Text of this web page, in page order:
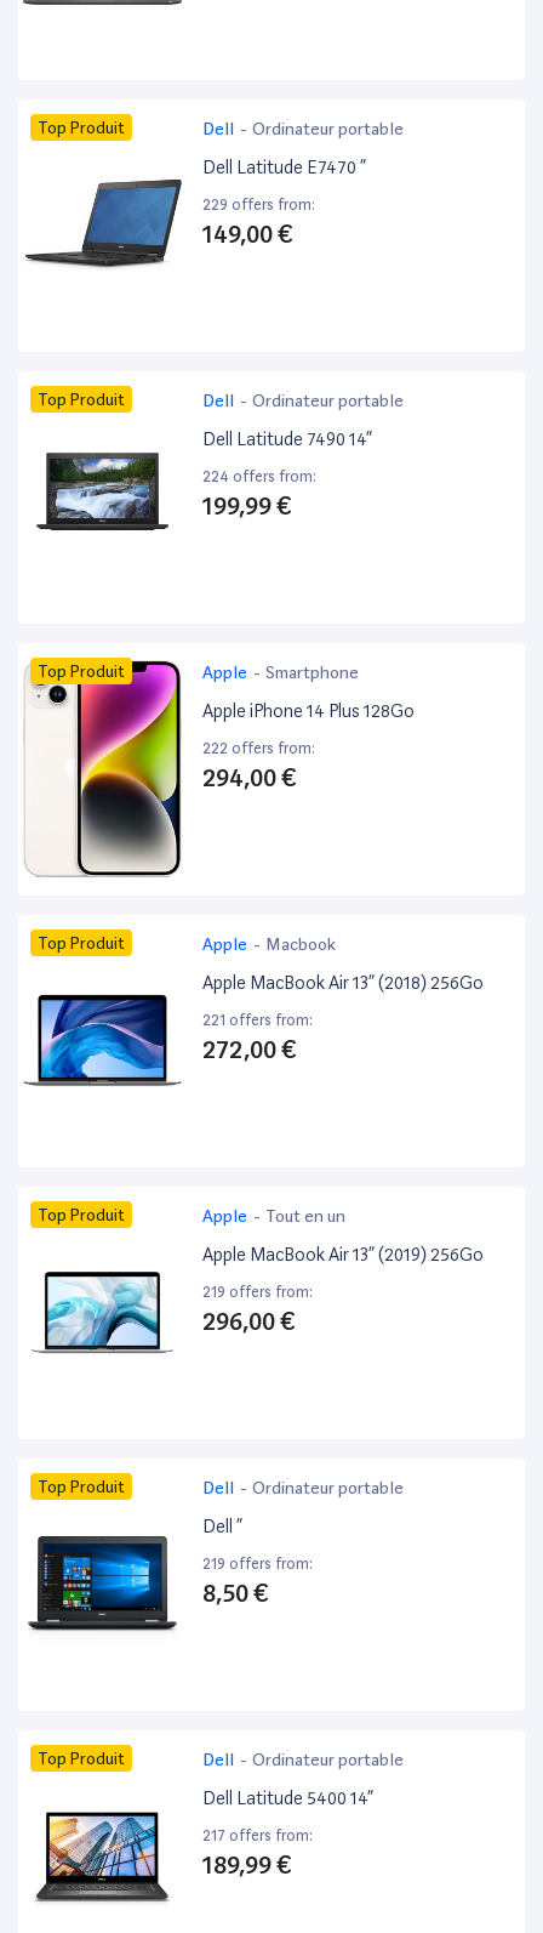
Top Produit Dell - Ordinateur portable
Dell Latitude E7470 ”
229 offers from:
149,00 €
Top Produit Dell - Ordinateur portable
Dell Latitude 7490 14”
224 offers from:
199,99 €
Top Produit Apple - Smartphone
Apple iPhone 14 Plus 128Go
222 offers from:
294,00 €
Top Produit Apple - Macbook
Apple MacBook Air 13” (2018) 256Go
221 offers from:
272,00 €
Top Produit Apple - Tout en un
Apple MacBook Air 13” (2019) 256Go
219 offers from:
296,00 €
Top Produit Dell - Ordinateur portable
Dell ”
219 offers from:
8,50 €
Top Produit Dell - Ordinateur portable
Dell Latitude 5400 14”
217 offers from:
189,99 €